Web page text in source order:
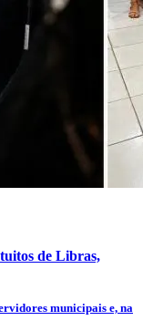
de Libras,
municipais e, na